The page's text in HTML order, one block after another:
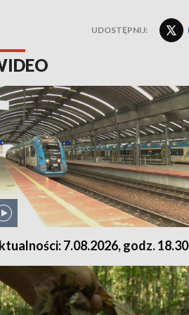
UDOSTĘPNIJ:
7.08.2026, godz. 18.30